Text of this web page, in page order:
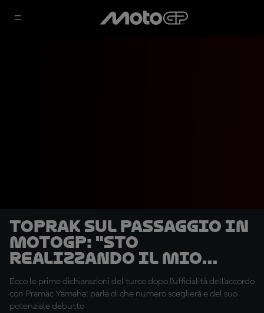
Toprak sul passaggio in
MotoGP: "Sto
realizzando il mio
sogno"
Ecco le prime dichiarazioni del turco dopo l'ufficialità dell'accordo
con Pramac Yamaha: parla di che numero sceglierà e del suo
potenziale debutto